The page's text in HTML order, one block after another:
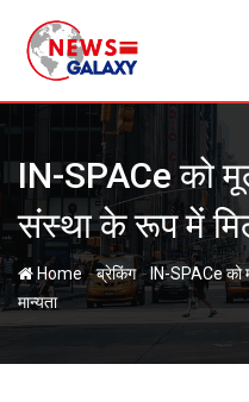
content
IN-SPACe को
संस्था के रूप में
Home-ब्रेकिंग-IN-SPACe को
मान्यता